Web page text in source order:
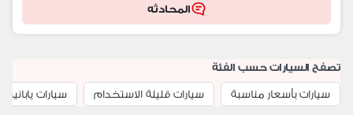
المحادثه
تصفح السيارات حسب الفئة
سيارات بأسعار مناسبة
سيارات قليلة الاستخدام سيارات يابانية